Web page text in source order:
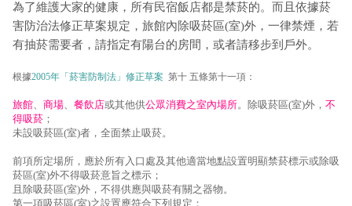
為了維護大家的健康，所有民宿飯店都是禁菸的。而且依據菸
害防治法修正草案規定，旅館內除吸菸區(室)外，一律禁煙，若
有抽菸需要者，請指定有陽台的房間，或者請移步到戶外。
根據2005年「菸害防制法」修正草案 第十 五條第十一項：
旅館、 商場、 餐飲店或其他供公眾消費之室內場所。除吸菸區(室)外， 不
得吸菸 ；
未設吸菸區(室)者，全面禁止吸菸。
前項所定場所，應於所有入口處及其他適當地點設置明顯禁菸標示或除吸
菸區(室)外不得吸菸意旨之標示；
且除吸菸區(室)外，不得供應與吸菸有關之器物。
第一項吸菸區(室)之設置應符合下列規定：